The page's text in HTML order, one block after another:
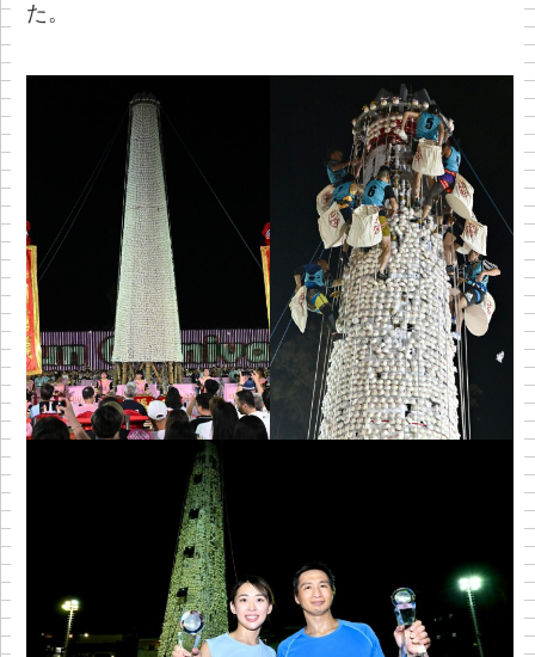
た。